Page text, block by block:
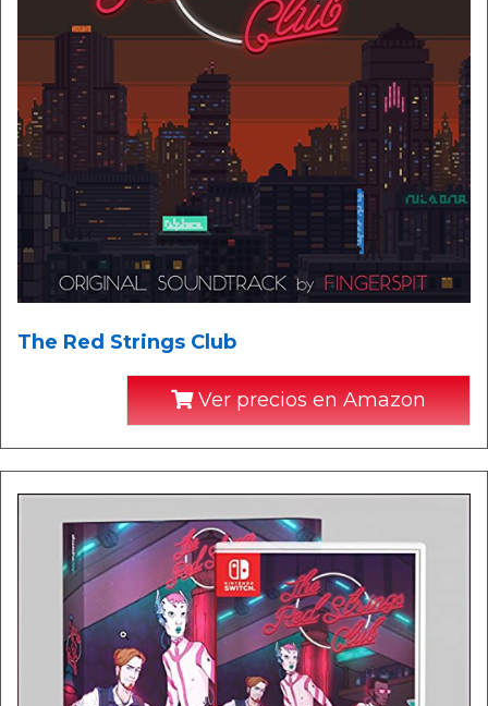
The Red Strings Club
Ver precios en Amazon